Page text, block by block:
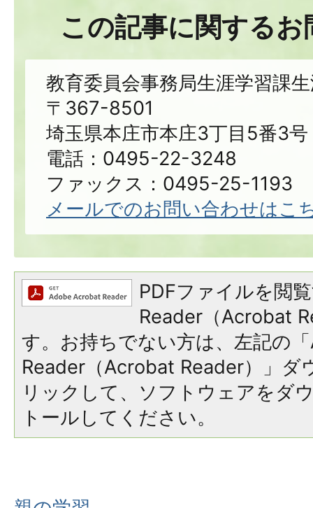
この記事に関する
教育委員会事務局生涯学習課
〒367-8501
埼玉県本庄市本庄3丁目5番3号
電話：0495-22-3248
ファックス：0495-25-1193
メールでのお問い合わせはこ
PDFファイルを閲
Reader（Acrobat
す。お持ちでない方は、左記の
Reader（Acrobat Reader）」ダ
リックして、ソフトウェアをダ
トールしてください。